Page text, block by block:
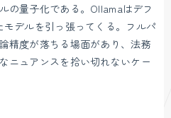
の量子化である。Ollamaはデフ
デルを引っ張ってくる。フルパ
精度が落ちる場面があり、法務
ニュアンスを拾い切れないケー